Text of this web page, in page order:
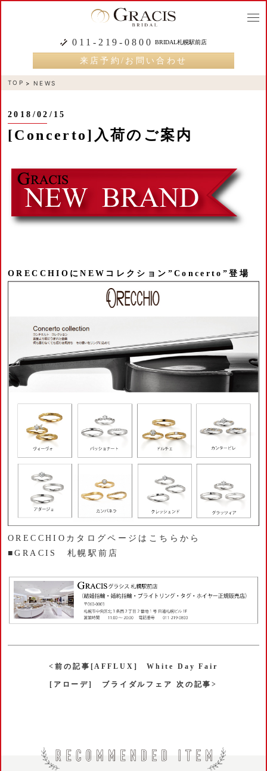
011-219-0800 BRIDAL札幌駅前店
来店予約/お問い合わせ
TOP NEWS
2018/02/15
[Concerto]入荷のご案内
ORECCHIOにNEWコレクション”Concerto”登場
ORECCHIOカタログページはこちらから
■GRACIS 札幌駅前店
<前の記事[AFFLUX] White Day Fair
[アローデ] ブライダルフェア 次の記事>